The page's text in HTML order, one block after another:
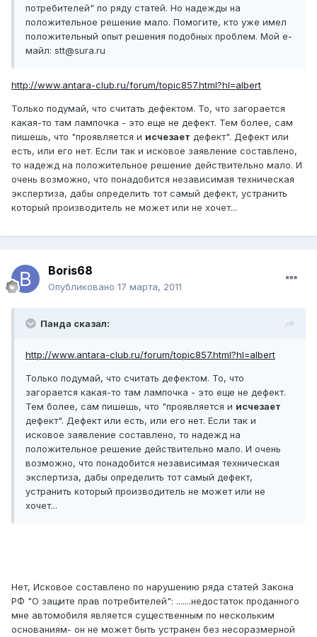
потребителей" по ряду статей. Но надежды на
положительное решение мало. Помогите, кто уже имел
положительный опыт решения подобных проблем. Мой е-
майл: stt@sura.ru
http://www.antara-club.ru/forum/topic857.html?hl=albert
Только подумай, что считать дефектом. То, что загорается
какая-то там лампочка - это еще не дефект. Тем более, сам
пишешь, что "проявляется и исчезает дефект". Дефект или
есть, или его нет. Если так и исковое заявление составлено,
то надежд на положительное решение действительно мало. И
очень возможно, что понадобится независимая техническая
экспертиза, дабы определить тот самый дефект, устранить
который производитель не может или не хочет...
Boris68
Опубликовано 17 марта, 2011
Панда сказал:
http://www.antara-club.ru/forum/topic857.html?hl=albert
Только подумай, что считать дефектом. То, что
загорается какая-то там лампочка - это еще не дефект.
Тем более, сам пишешь, что "проявляется и исчезает
дефект". Дефект или есть, или его нет. Если так и
исковое заявление составлено, то надежд на
положительное решение действительно мало. И очень
возможно, что понадобится независимая техническая
экспертиза, дабы определить тот самый дефект,
устранить который производитель не может или не
хочет...
Нет, Исковое составлено по нарушению ряда статей Закона
РФ "О защите прав потребителей": .......недостаток проданного
мне автомобиля является существенным по нескольким
основаниям- он не может быть устранен без несоразмерной